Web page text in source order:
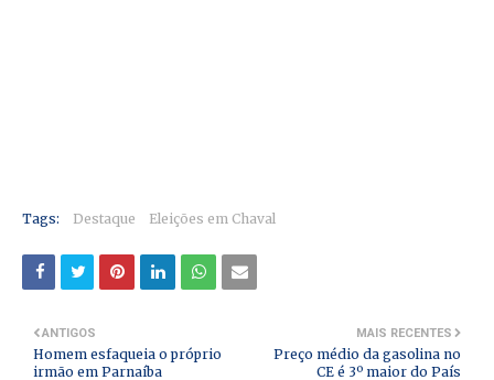
Tags: Destaque Eleições em Chaval
MAIS RECENTES
Preço médio da gasolina no
CE é 3º maior do País
ANTIGOS
Homem esfaqueia o próprio
irmão em Parnaíba